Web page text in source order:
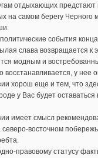
отдыхающих предстают
на самом берегу
события
слава возвращается к
модным и
восстанавливается, у нее
хорош еще и тем, что
у Вас будет
имеет смысл
северо-восточном
правовому статусу